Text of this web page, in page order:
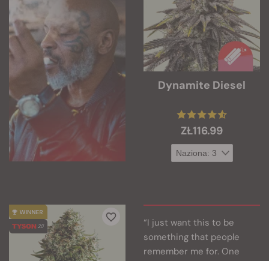
Dynamite Diesel
ZŁ116.99
“I just want this to be
something that people
remember me for. One